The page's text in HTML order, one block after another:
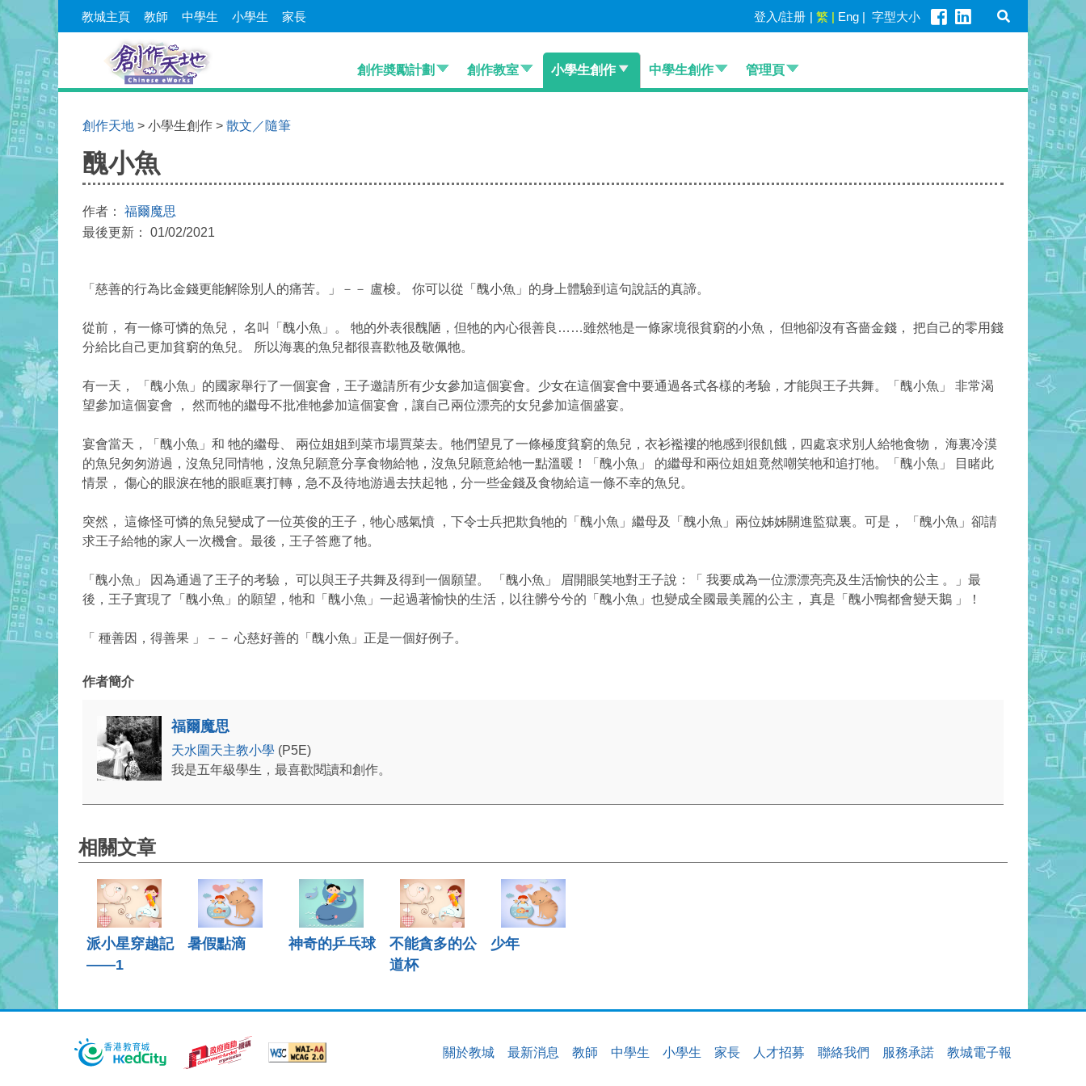
教城主頁 教師 中學生 小學生 家長 登入/註册 | 繁 | Eng | 字型大小
創作奬勵計劃 創作教室 小學生創作 中學生創作 管理頁
創作天地 > 小學生創作 > 散文／隨筆
醜小魚
作者： 福爾魔思
最後更新： 01/02/2021
「慈善的行為比金錢更能解除別人的痛苦。」－－ 盧梭。 你可以從「醜小魚」的身上體驗到這句說話的真諦。
從前， 有一條可憐的魚兒， 名叫「醜小魚」。 牠的外表很醜陋，但牠的內心很善良……雖然牠是一條家境很貧窮的小魚， 但牠卻沒有吝嗇金錢， 把自己的零用錢
分給比自己更加貧窮的魚兒。 所以海裏的魚兒都很喜歡牠及敬佩牠。
有一天， 「醜小魚」的國家舉行了一個宴會，王子邀請所有少女參加這個宴會。少女在這個宴會中要通過各式各樣的考驗，才能與王子共舞。「醜小魚」 非常渴
望參加這個宴會 ， 然而牠的繼母不批准牠參加這個宴會，讓自己兩位漂亮的女兒參加這個盛宴。
宴會當天，「醜小魚」和 牠的繼母、 兩位姐姐到菜市場買菜去。牠們望見了一條極度貧窮的魚兒，衣衫襤褸的牠感到很飢餓，四處哀求別人給牠食物， 海裏冷漠
的魚兒匆匆游過，沒魚兒同情牠，沒魚兒願意分享食物給牠，沒魚兒願意給牠一點溫暖！「醜小魚」 的繼母和兩位姐姐竟然嘲笑牠和追打牠。「醜小魚」 目睹此
情景， 傷心的眼淚在牠的眼眶裏打轉，急不及待地游過去扶起牠，分一些金錢及食物給這一條不幸的魚兒。
突然， 這條怪可憐的魚兒變成了一位英俊的王子，牠心感氣憤 ，下令士兵把欺負牠的「醜小魚」繼母及「醜小魚」兩位姊姊關進監獄裏。可是， 「醜小魚」卻請
求王子給牠的家人一次機會。最後，王子答應了牠。
「醜小魚」 因為通過了王子的考驗， 可以與王子共舞及得到一個願望。 「醜小魚」 眉開眼笑地對王子說：「 我要成為一位漂漂亮亮及生活愉快的公主 。」最
後，王子實現了「醜小魚」的願望，牠和「醜小魚」一起過著愉快的生活，以往髒兮兮的「醜小魚」也變成全國最美麗的公主， 真是「醜小鴨都會變天鵝 」！
「 種善因，得善果 」－－ 心慈好善的「醜小魚」正是一個好例子。
作者簡介
福爾魔思
天水圍天主教小學 (P5E)
我是五年級學生，最喜歡閱讀和創作。
相關文章
派小星穿越記
——1
暑假點滴 神奇的乒乓球
不能貪多的公
道杯
少年
關於教城 最新消息 教師 中學生 小學生 家長 人才招募 聯絡我們 服務承諾 教城電子報